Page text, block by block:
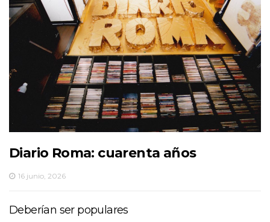
Diario Roma: cuarenta años
16 junio, 2026
Deberían ser populares